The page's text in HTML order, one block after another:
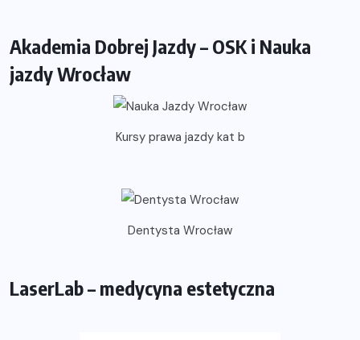
Akademia Dobrej Jazdy – OSK i Nauka
jazdy Wrocław
Kursy prawa jazdy kat b
Dentysta Wrocław
LaserLab – medycyna estetyczna